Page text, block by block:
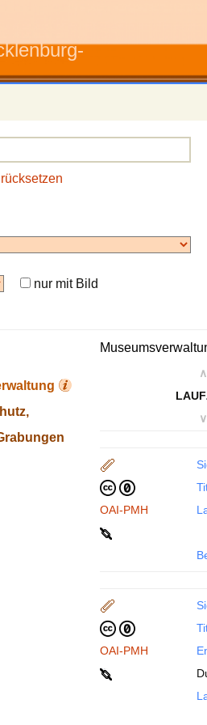
nur mit Bild
∧
∨
OAI-PMH
OAI-PMH